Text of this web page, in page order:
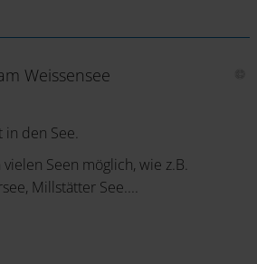
in den See.
Seen möglich, wie z.B.
Millstätter See....